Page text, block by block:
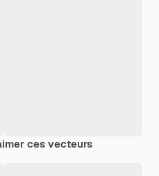
ces vecteurs